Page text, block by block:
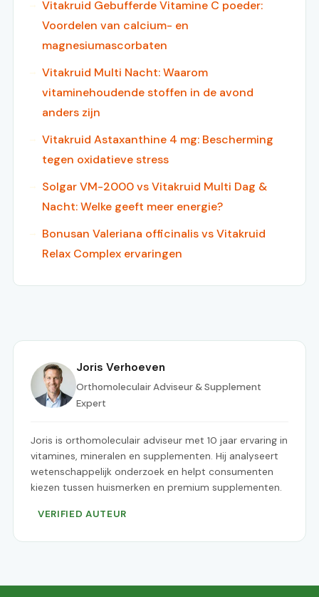
Vitakruid Gebufferde Vitamine C poeder:
Voordelen van calcium- en
magnesiumascorbaten
Vitakruid Multi Nacht: Waarom
vitaminehoudende stoffen in de avond
anders zijn
Vitakruid Astaxanthine 4 mg: Bescherming
tegen oxidatieve stress
Solgar VM-2000 vs Vitakruid Multi Dag &
Nacht: Welke geeft meer energie?
Bonusan Valeriana officinalis vs Vitakruid
Relax Complex ervaringen
Joris Verhoeven
Orthomoleculair Adviseur & Supplement
Expert
Joris is orthomoleculair adviseur met 10 jaar ervaring in
vitamines, mineralen en supplementen. Hij analyseert
wetenschappelijk onderzoek en helpt consumenten
kiezen tussen huismerken en premium supplementen.
VERIFIED AUTEUR